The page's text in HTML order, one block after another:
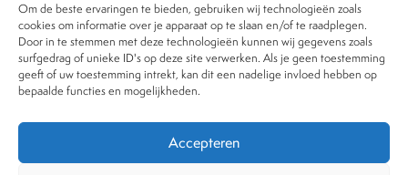
Om de beste ervaringen te bieden, gebruiken wij technologieën zoals
cookies om informatie over je apparaat op te slaan en/of te raadplegen.
Door in te stemmen met deze technologieën kunnen wij gegevens zoals
surfgedrag of unieke ID's op deze site verwerken. Als je geen toestemming
geeft of uw toestemming intrekt, kan dit een nadelige invloed hebben op
bepaalde functies en mogelijkheden.
Accepteren
Over VtdK
Contact
Nieuws
Behandelwijzen
Dossiers
Tijdschrift